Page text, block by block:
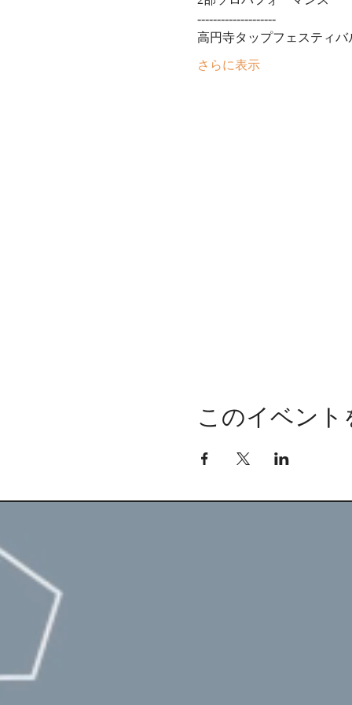
--------------------
高円寺タップフェスティバ
さらに表示
このイベント